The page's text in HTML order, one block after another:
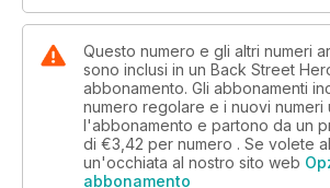
Questo numero e gli altri numeri
sono inclusi in un Back Street
abbonamento. Gli abbonamenti
numero regolare e i nuovi numeri
l'abbonamento e partono da un
di €3,42 per numero . Se volete
un'occhiata al nostro sito web
abbonamento